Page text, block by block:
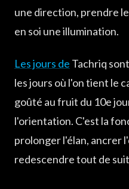
une direction, prendre
en soi une illumination.
Les jours de Tachriq
les jours où l'on tient le
goûté au fruit du 10e
l'orientation. C'est la
prolonger l'élan, ancrer
redescendre tout de